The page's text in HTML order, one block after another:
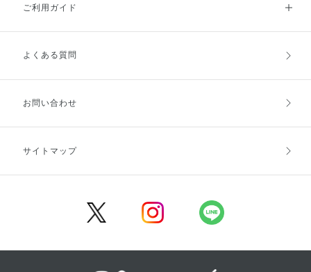
ご利用ガイド
ご利用ガイドトップ
お支払方法
キャンセル・返品・交換
よくある質問
お問い合わせ
サイトマップ